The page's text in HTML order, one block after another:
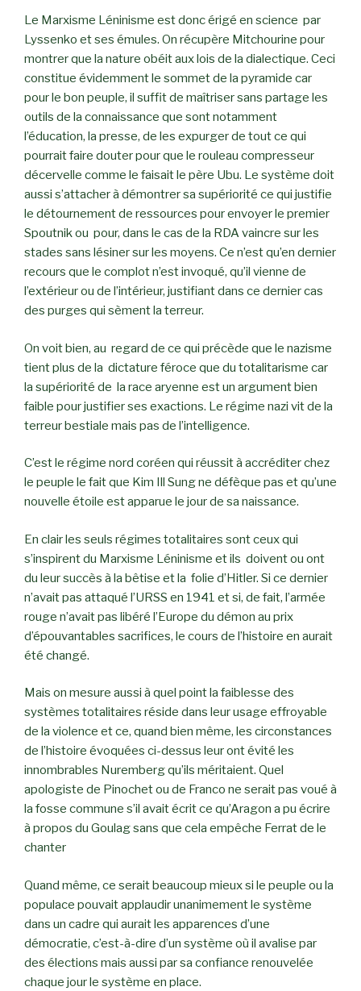
Le Marxisme Léninisme est donc érigé en science par
Lyssenko et ses émules. On récupère Mitchourine pour
montrer que la nature obéit aux lois de la dialectique. Ceci
constitue évidemment le sommet de la pyramide car
pour le bon peuple, il suffit de maîtriser sans partage les
outils de la connaissance que sont notamment
l’éducation, la presse, de les expurger de tout ce qui
pourrait faire douter pour que le rouleau compresseur
décervelle comme le faisait le père Ubu. Le système doit
aussi s’attacher à démontrer sa supériorité ce qui justifie
le détournement de ressources pour envoyer le premier
Spoutnik ou pour, dans le cas de la RDA vaincre sur les
stades sans lésiner sur les moyens. Ce n’est qu’en dernier
recours que le complot n’est invoqué, qu’il vienne de
l’extérieur ou de l’intérieur, justifiant dans ce dernier cas
des purges qui sèment la terreur.
On voit bien, au regard de ce qui précède que le nazisme
tient plus de la dictature féroce que du totalitarisme car
la supériorité de la race aryenne est un argument bien
faible pour justifier ses exactions. Le régime nazi vit de la
terreur bestiale mais pas de l’intelligence.
C’est le régime nord coréen qui réussit à accréditer chez
le peuple le fait que Kim Ill Sung ne défèque pas et qu’une
nouvelle étoile est apparue le jour de sa naissance.
En clair les seuls régimes totalitaires sont ceux qui
s’inspirent du Marxisme Léninisme et ils doivent ou ont
du leur succès à la bêtise et la folie d’Hitler. Si ce dernier
n’avait pas attaqué l’URSS en 1941 et si, de fait, l’armée
rouge n’avait pas libéré l’Europe du démon au prix
d’épouvantables sacrifices, le cours de l’histoire en aurait
été changé.
Mais on mesure aussi à quel point la faiblesse des
systèmes totalitaires réside dans leur usage effroyable
de la violence et ce, quand bien même, les circonstances
de l’histoire évoquées ci-dessus leur ont évité les
innombrables Nuremberg qu’ils méritaient. Quel
apologiste de Pinochet ou de Franco ne serait pas voué à
la fosse commune s’il avait écrit ce qu’Aragon a pu écrire
à propos du Goulag sans que cela empêche Ferrat de le
chanter
Quand même, ce serait beaucoup mieux si le peuple ou la
populace pouvait applaudir unanimement le système
dans un cadre qui aurait les apparences d’une
démocratie, c’est-à-dire d’un système où il avalise par
des élections mais aussi par sa confiance renouvelée
chaque jour le système en place.